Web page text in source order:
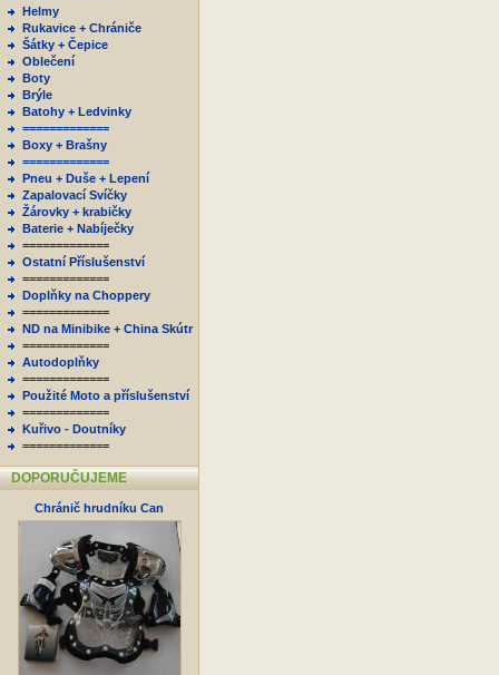
Helmy
Rukavice + Chrániče
Šátky + Čepice
Oblečení
Boty
Brýle
Batohy + Ledvinky
=============
Boxy + Brašny
=============
Pneu + Duše + Lepení
Zapalovací Svíčky
Žárovky + krabičky
Baterie + Nabíječky
=============
Ostatní Příslušenství
=============
Doplňky na Choppery
=============
ND na Minibike + China Skútr
=============
Autodoplňky
=============
Použité Moto a příslušenství
=============
Kuřivo - Doutníky
=============
DOPORUČUJEME
Chránič hrudníku Can